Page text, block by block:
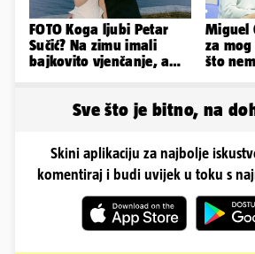
FOTO Koga ljubi Petar
Sučić? Na zimu imali
bajkovito vjenčanje, a
Miguel
za mog
što
Sve što je bitno, na
Skini aplikaciju za najbolje
komentiraj i budi uvijek u toku s